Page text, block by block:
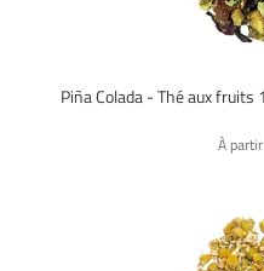
Piña Colada - Thé aux fruits
À